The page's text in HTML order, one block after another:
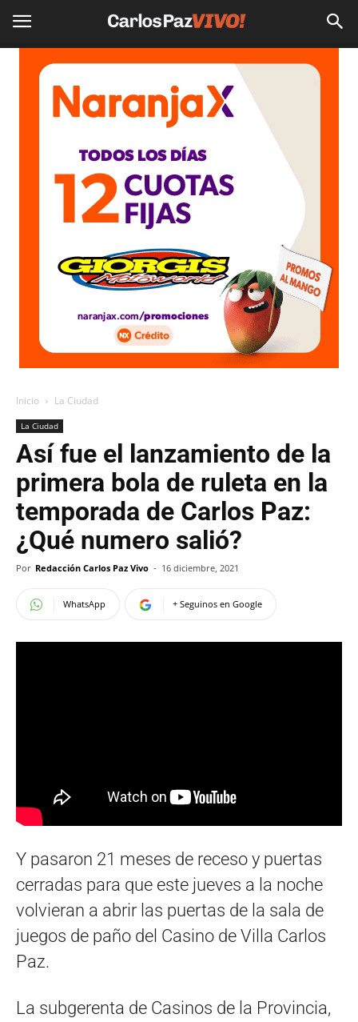
Inicio La Ciudad
La Ciudad
Así fue el lanzamiento de la
primera bola de ruleta en la
temporada de Carlos Paz:
¿Qué numero salió?
Por Redacción Carlos Paz Vivo - 16 diciembre, 2021
WhatsApp + Seguinos en Google
Y pasaron 21 meses de receso y puertas
cerradas para que este jueves a la noche
volvieran a abrir las puertas de la sala de
juegos de paño del Casino de Villa Carlos
Paz.
La subgerenta de Casinos de la Provincia,